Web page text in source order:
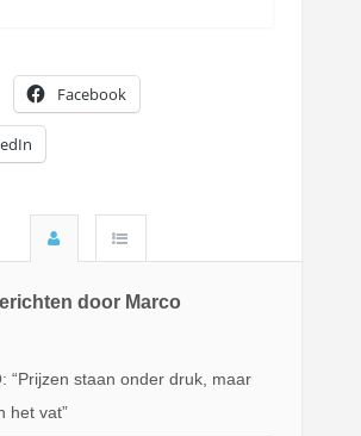
Facebook
door Marco
“Prijzen staan onder druk, maar
het vat”